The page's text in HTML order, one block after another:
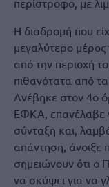
Η διαδρομή που
μεγαλύτερο μέρος
από την περιοχή
πιθανότατα από
Ανέβηκε στον 4ο
ΕΦΚΑ, επανέλαβε
σύνταξη και,
απάντηση, άνοιξε
σημειώνουν ότι ο
να σκύψει για να